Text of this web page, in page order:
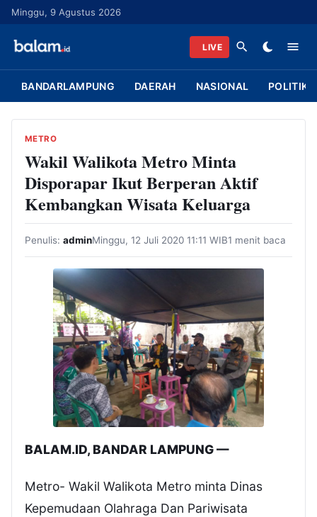
u
Minggu, 9 Agustus 2026
LIVE
BANDARLAMPUNG DAERAH NASIONAL POLITIK
METRO
Wakil Walikota Metro Minta
Disporapar Ikut Berperan Aktif
Kembangkan Wisata Keluarga
Penulis: adminMinggu, 12 Juli 2020 11:11 WIB1 menit baca
BALAM.ID, BANDAR LAMPUNG —
Metro- Wakil Walikota Metro minta Dinas
Kepemudaan Olahraga Dan Pariwisata